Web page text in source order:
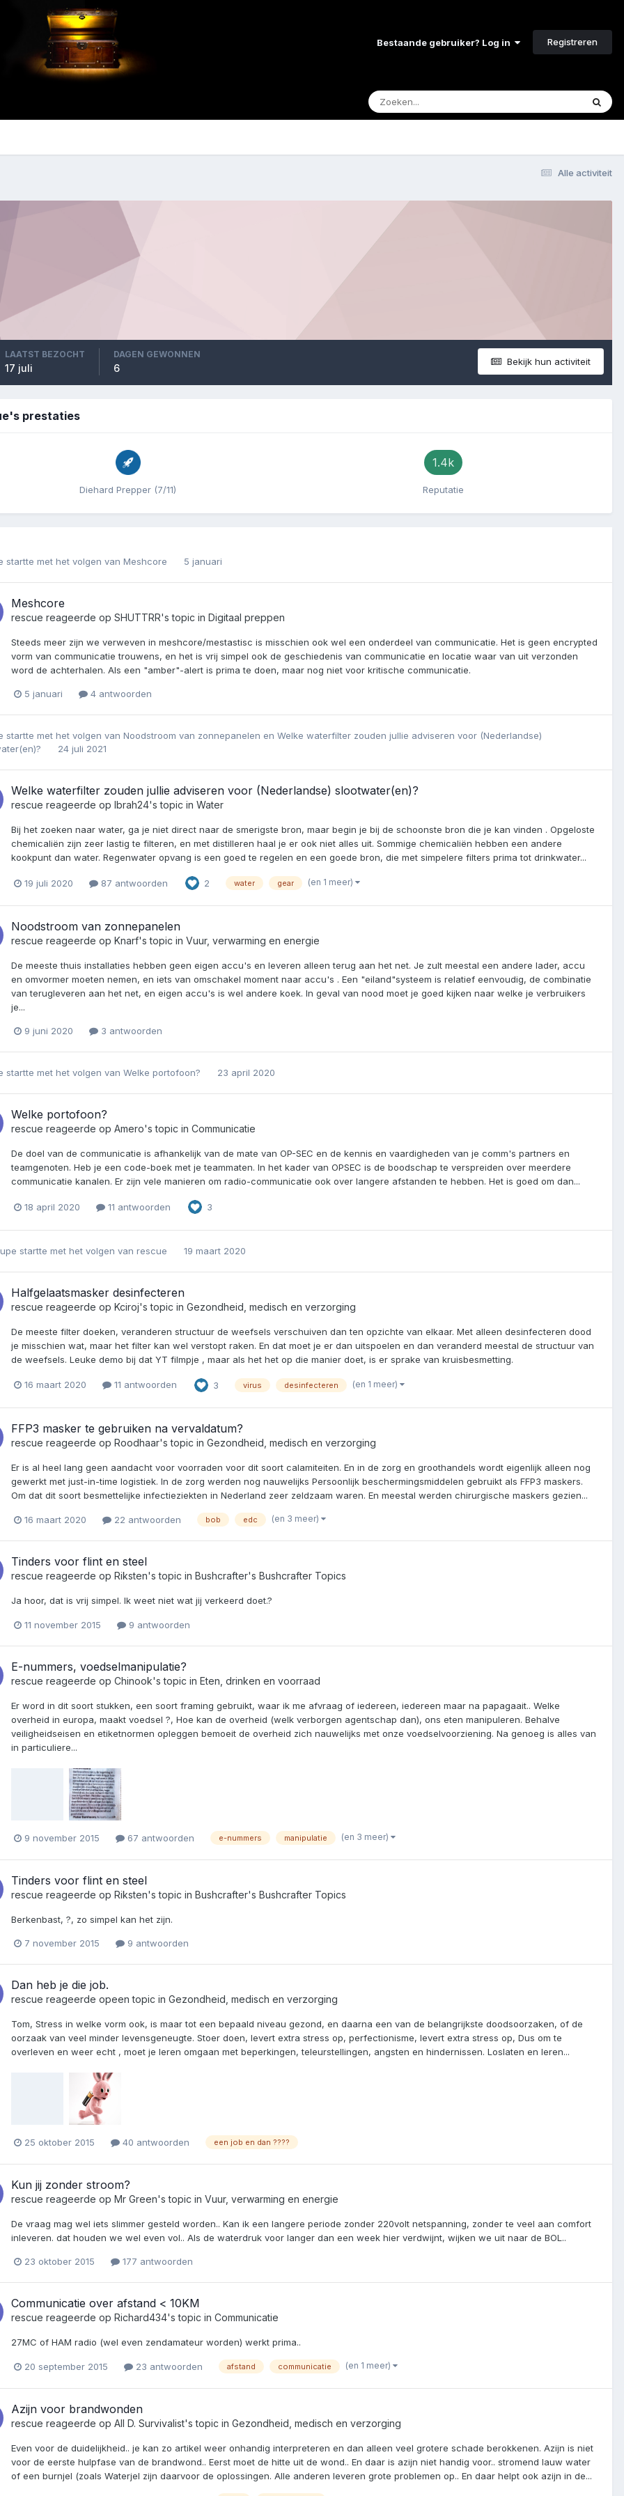
Bestaande gebruiker? Log in Registreren
Alle activiteit
Bekijk hun activiteit
LAATST BEZOCHT
17 juli
DAGEN GEWONNEN
6
prestaties
Diehard Prepper (7/11)
1.4k
Reputatie
startte met het volgen van Meshcore 5 januari
Meshcore
rescue reageerde op SHUTTRR's topic in Digitaal preppen
Steeds meer zijn we verweven in meshcore/mestastisc is misschien ook wel een onderdeel van communicatie. Het is geen encrypted
vorm van communicatie trouwens, en het is vrij simpel ook de geschiedenis van communicatie en locatie waar van uit verzonden
word de achterhalen. Als een "amber"-alert is prima te doen, maar nog niet voor kritische communicatie.
5 januari 4 antwoorden
startte met het volgen van Noodstroom van zonnepanelen en Welke waterfilter zouden jullie adviseren voor (Nederlandse)
24 juli 2021
Welke waterfilter zouden jullie adviseren voor (Nederlandse) slootwater(en)?
rescue reageerde op Ibrah24's topic in Water
Bij het zoeken naar water, ga je niet direct naar de smerigste bron, maar begin je bij de schoonste bron die je kan vinden . Opgeloste
chemicaliën zijn zeer lastig te filteren, en met distilleren haal je er ook niet alles uit. Sommige chemicaliën hebben een andere
kookpunt dan water. Regenwater opvang is een goed te regelen en een goede bron, die met simpelere filters prima tot drinkwater...
19 juli 2020 87 antwoorden 2 water gear (en 1 meer)
Noodstroom van zonnepanelen
rescue reageerde op Knarf's topic in Vuur, verwarming en energie
De meeste thuis installaties hebben geen eigen accu's en leveren alleen terug aan het net. Je zult meestal een andere lader, accu
en omvormer moeten nemen, en iets van omschakel moment naar accu's . Een "eiland"systeem is relatief eenvoudig, de combinatie
van terugleveren aan het net, en eigen accu's is wel andere koek. In geval van nood moet je goed kijken naar welke je verbruikers
je...
9 juni 2020 3 antwoorden
startte met het volgen van Welke portofoon? 23 april 2020
Welke portofoon?
rescue reageerde op Amero's topic in Communicatie
De doel van de communicatie is afhankelijk van de mate van OP-SEC en de kennis en vaardigheden van je comm's partners en
teamgenoten. Heb je een code-boek met je teammaten. In het kader van OPSEC is de boodschap te verspreiden over meerdere
communicatie kanalen. Er zijn vele manieren om radio-communicatie ook over langere afstanden te hebben. Het is goed om dan...
18 april 2020 11 antwoorden 3
startte met het volgen van rescue 19 maart 2020
Halfgelaatsmasker desinfecteren
rescue reageerde op Kciroj's topic in Gezondheid, medisch en verzorging
De meeste filter doeken, veranderen structuur de weefsels verschuiven dan ten opzichte van elkaar. Met alleen desinfecteren dood
je misschien wat, maar het filter kan wel verstopt raken. En dat moet je er dan uitspoelen en dan veranderd meestal de structuur van
de weefsels. Leuke demo bij dat YT filmpje , maar als het het op die manier doet, is er sprake van kruisbesmetting.
16 maart 2020 11 antwoorden 3 virus desinfecteren (en 1 meer)
FFP3 masker te gebruiken na vervaldatum?
rescue reageerde op Roodhaar's topic in Gezondheid, medisch en verzorging
Er is al heel lang geen aandacht voor voorraden voor dit soort calamiteiten. En in de zorg en groothandels wordt eigenlijk alleen nog
gewerkt met just-in-time logistiek. In de zorg werden nog nauwelijks Persoonlijk beschermingsmiddelen gebruikt als FFP3 maskers.
Om dat dit soort besmettelijke infectieziekten in Nederland zeer zeldzaam waren. En meestal werden chirurgische maskers gezien...
16 maart 2020 22 antwoorden bob edc (en 3 meer)
Tinders voor flint en steel
rescue reageerde op Riksten's topic in Bushcrafter's Bushcrafter Topics
Ja hoor, dat is vrij simpel. Ik weet niet wat jij verkeerd doet.?
11 november 2015 9 antwoorden
E-nummers, voedselmanipulatie?
rescue reageerde op Chinook's topic in Eten, drinken en voorraad
Er word in dit soort stukken, een soort framing gebruikt, waar ik me afvraag of iedereen, iedereen maar na papagaait.. Welke
overheid in europa, maakt voedsel ?, Hoe kan de overheid (welk verborgen agentschap dan), ons eten manipuleren. Behalve
veiligheidseisen en etiketnormen opleggen bemoeit de overheid zich nauwelijks met onze voedselvoorziening. Na genoeg is alles van
in particuliere...
9 november 2015 67 antwoorden e-nummers manipulatie (en 3 meer)
Tinders voor flint en steel
rescue reageerde op Riksten's topic in Bushcrafter's Bushcrafter Topics
Berkenbast, ?, zo simpel kan het zijn.
7 november 2015 9 antwoorden
Dan heb je die job.
rescue reageerde opeen topic in Gezondheid, medisch en verzorging
Tom, Stress in welke vorm ook, is maar tot een bepaald niveau gezond, en daarna een van de belangrijkste doodsoorzaken, of de
oorzaak van veel minder levensgeneugte. Stoer doen, levert extra stress op, perfectionisme, levert extra stress op, Dus om te
overleven en weer echt , moet je leren omgaan met beperkingen, teleurstellingen, angsten en hindernissen. Loslaten en leren...
25 oktober 2015 40 antwoorden een job en dan ????
Kun jij zonder stroom?
rescue reageerde op Mr Green's topic in Vuur, verwarming en energie
De vraag mag wel iets slimmer gesteld worden.. Kan ik een langere periode zonder 220volt netspanning, zonder te veel aan comfort
inleveren. dat houden we wel even vol.. Als de waterdruk voor langer dan een week hier verdwijnt, wijken we uit naar de BOL..
23 oktober 2015 177 antwoorden
Communicatie over afstand < 10KM
rescue reageerde op Richard434's topic in Communicatie
27MC of HAM radio (wel even zendamateur worden) werkt prima..
20 september 2015 23 antwoorden afstand communicatie (en 1 meer)
Azijn voor brandwonden
rescue reageerde op All D. Survivalist's topic in Gezondheid, medisch en verzorging
Even voor de duidelijkheid.. je kan zo artikel weer onhandig interpreteren en dan alleen veel grotere schade berokkenen. Azijn is niet
voor de eerste hulpfase van de brandwond.. Eerst moet de hitte uit de wond.. En daar is azijn niet handig voor.. stromend lauw water
of een burnjel (zoals Waterjel zijn daarvoor de oplossingen. Alle anderen leveren grote problemen op.. En daar helpt ook azijn in de...